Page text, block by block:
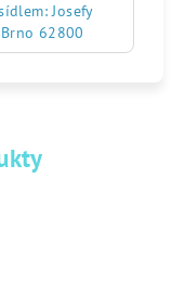
Josefy
62800